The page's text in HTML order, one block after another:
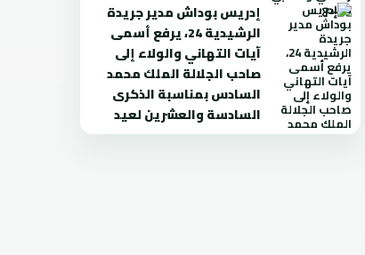
إدريس بوداش مدير جريدة
الرشيدية 24، يرفع أسمى
آيات التهاني والولاء إلى
صاحب الجلالة الملك محمد
السادس بمناسبة الذكرى
السادسة والعشرين لعيد